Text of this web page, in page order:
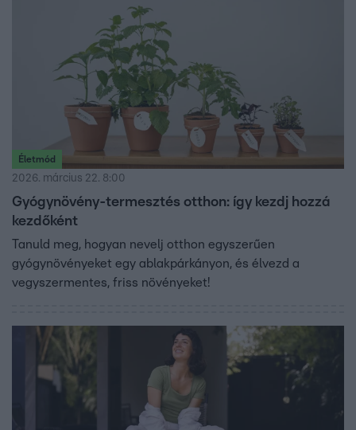
Életmód
2026. március 22. 8:00
Gyógynövény-termesztés otthon: így kezdj hozzá
kezdőként
Tanuld meg, hogyan nevelj otthon egyszerűen
gyógynövényeket egy ablakpárkányon, és élvezd a
vegyszermentes, friss növényeket!